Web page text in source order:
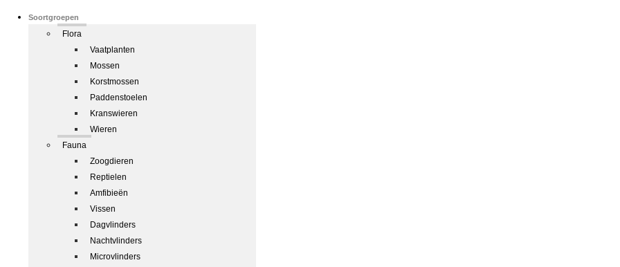
Soortgroepen
Flora
Vaatplanten
Mossen
Korstmossen
Paddenstoelen
Kranswieren
Wieren
Fauna
Zoogdieren
Reptielen
Amfibieën
Vissen
Dagvlinders
Nachtvlinders
Microvlinders